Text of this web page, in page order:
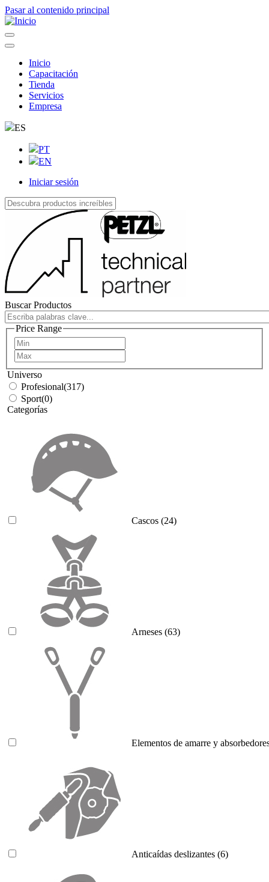
Pasar al contenido principal
Navegação
principal
Inicio
Capacitación
Tienda
Servicios
Empresa
ES
PT
EN
account
Iniciar sesión
Buscar Productos
Price Range
Universo
Profesional(317)
Sport(0)
Categorías
Cascos (24)
Arneses (63)
Elementos de amarre y
Anticaídas deslizantes (6)